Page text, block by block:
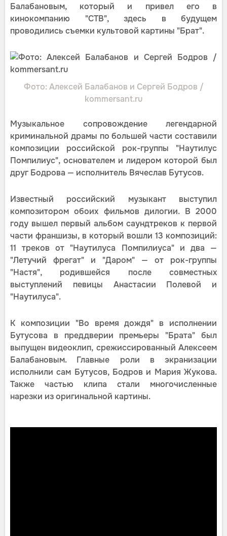
Балабановым, который и привел его в
кинокомпанию "СТВ", здесь в будущем
проводились съемки культовой картины "Брат".
Фото: Алексей Балабанов и Сергей Бодров /
kommersant.ru
Музыкальное сопровождение легендарной
криминальной драмы по большей части составили
композиции российской рок-группы "Наутилус
Помпилиус", основателем и лидером которой был
друг Бодрова — исполнитель Вячеслав Бутусов.
Известный российский музыкант выступил
композитором обоих фильмов дилогии. В 2000
году вышел первый альбом саундтреков к первой
части франшизы, в который вошли 13 композиций:
11 треков от "Наутилуса Помпилиуса" и два —
"Летучий фрегат" и "Даром" — от рок-группы
"Настя", родившейся после совместных
выступлений певицы Анастасии Полевой и
"Наутилуса".
К композиции "Во время дождя" в исполнении
Бутусова в преддверии премьеры "Брата" был
выпущен видеоклип, срежиссированный Алексеем
Балабановым. Главные роли в экранизации
исполнили сам Бутусов, Бодров и Мария Жукова.
Также частью клипа стали многочисленные
нарезки из оригинальной картины.